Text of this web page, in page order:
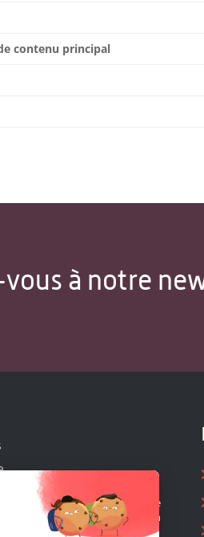
contenu principal
à notre
Maison Sciences de l'Homme
la diffusion des connaissances en